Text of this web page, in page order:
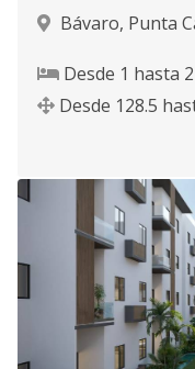
Bávaro, Punta
Desde 1 hasta 2
Desde 128.5